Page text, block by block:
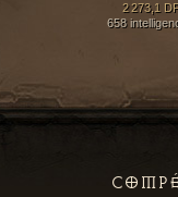
2 273,1
658